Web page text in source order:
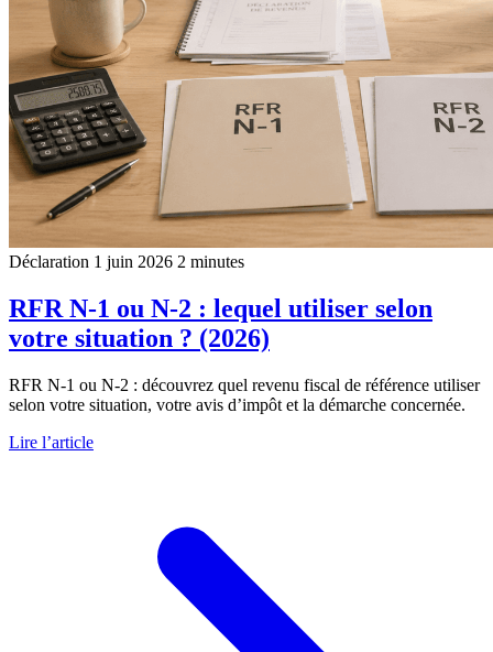
Déclaration 1 juin 2026 2 minutes
RFR N-1 ou N-2 : lequel utiliser selon
votre situation ? (2026)
RFR N-1 ou N-2 : découvrez quel revenu fiscal de référence utiliser
selon votre situation, votre avis d’impôt et la démarche concernée.
Lire l’article